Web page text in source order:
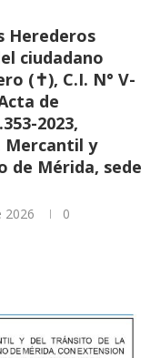
Herederos
ciudadano
(✝), C.I. N° V-
de
2023,
Mercantil y
de Mérida, sede
2026
0